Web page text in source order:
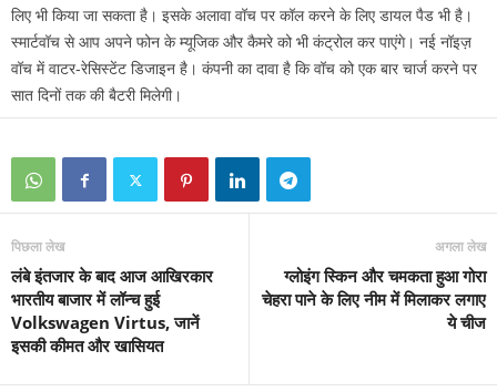
लिए भी किया जा सकता है। इसके अलावा वॉच पर कॉल करने के लिए डायल पैड भी है।
स्मार्टवॉच से आप अपने फोन के म्यूजिक और कैमरे को भी कंट्रोल कर पाएंगे। नई नॉइज़
वॉच में वाटर-रेसिस्टेंट डिजाइन है। कंपनी का दावा है कि वॉच को एक बार चार्ज करने पर
सात दिनों तक की बैटरी मिलेगी।
पिछला लेख
लंबे इंतजार के बाद आज आखिरकार
भारतीय बाजार में लॉन्च हुई
Volkswagen Virtus, जानें
इसकी कीमत और खासियत
अगला लेख
ग्लोइंग स्किन और चमकता हुआ गोरा
चेहरा पाने के लिए नीम में मिलाकर लगाए
ये चीज